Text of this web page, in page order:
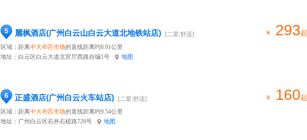
5 麗枫酒店(广州白云山白云大道北地铁站店)
[二星/舒适]
区域：距离中大布匹市场的直线距离约8.01公里
地址： 白云区白云大道北官厅西路自编1号 地图
￥ 293起
6 正盛酒店(广州白云火车站店)
[二星/舒适]
区域：距离中大布匹市场的直线距离约9.54公里
地址： 广州白云区石井石槎路728号 地图
￥ 160起